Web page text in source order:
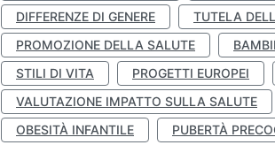
DIFFERENZE DI GENERE
TUTELA
PROMOZIONE DELLA SALUTE
STILI DI VITA
PROGETTI EUROPEI
VALUTAZIONE IMPATTO SULLA SALUTE
OBESITÀ INFANTILE
PUBERTÀ